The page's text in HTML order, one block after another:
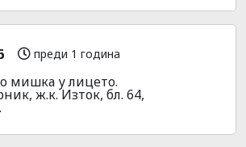
преди 1 година
мишка у лицето.
ж.к. Изток, бл. 64,